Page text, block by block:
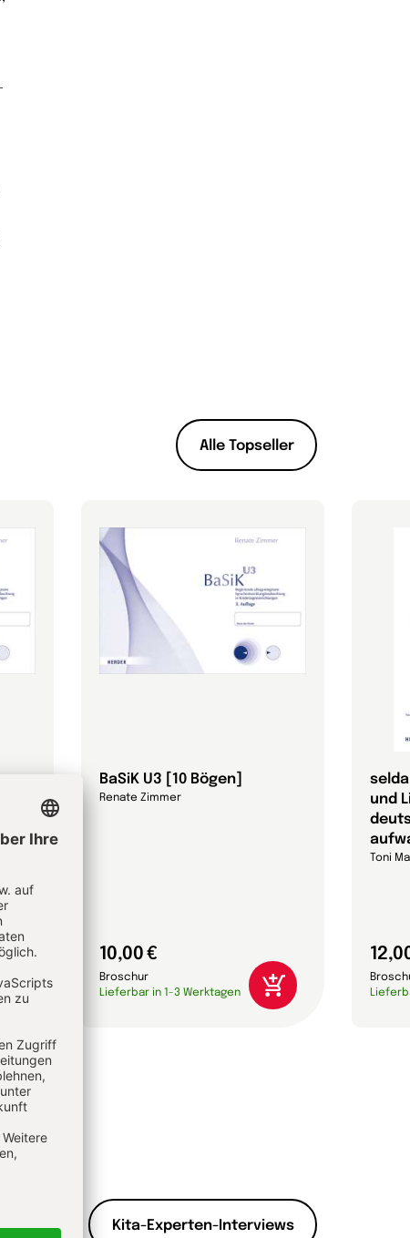
Alle Topseller
BaSiK U3 [10 Bögen]
Renate Zimmer
10,00 €
Broschur
Lieferbar in 1-3 Werktagen
und
Toni
Kita-Experten-Interviews